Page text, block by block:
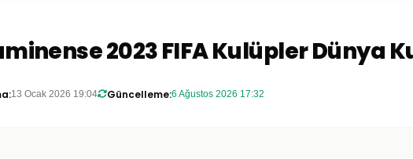
2023 FIFA Kulüpler Dünya
13 Ocak 2026 19:04 Güncelleme:6 Ağustos 2026 17:32